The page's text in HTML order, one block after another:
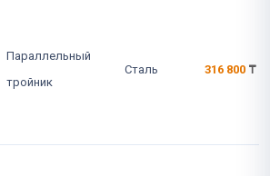
Параллельный
тройник
Сталь 316 800 ₸